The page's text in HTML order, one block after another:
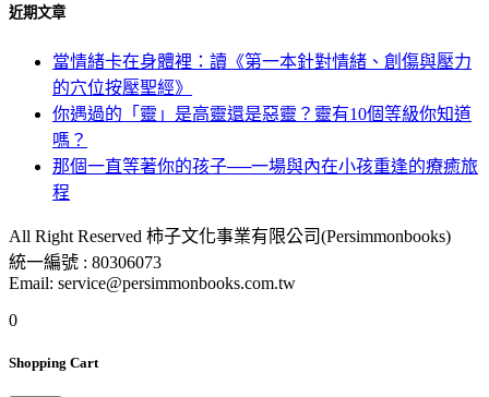
近期文章
當情緒卡在身體裡：讀《第一本針對情緒、創傷與壓力
的穴位按壓聖經》
你遇過的「靈」是高靈還是惡靈？靈有10個等級你知道
嗎？
那個一直等著你的孩子──一場與內在小孩重逢的療癒旅
程
All Right Reserved 柿子文化事業有限公司(Persimmonbooks)
統一編號 : 80306073
Email: service@persimmonbooks.com.tw
0
Shopping Cart